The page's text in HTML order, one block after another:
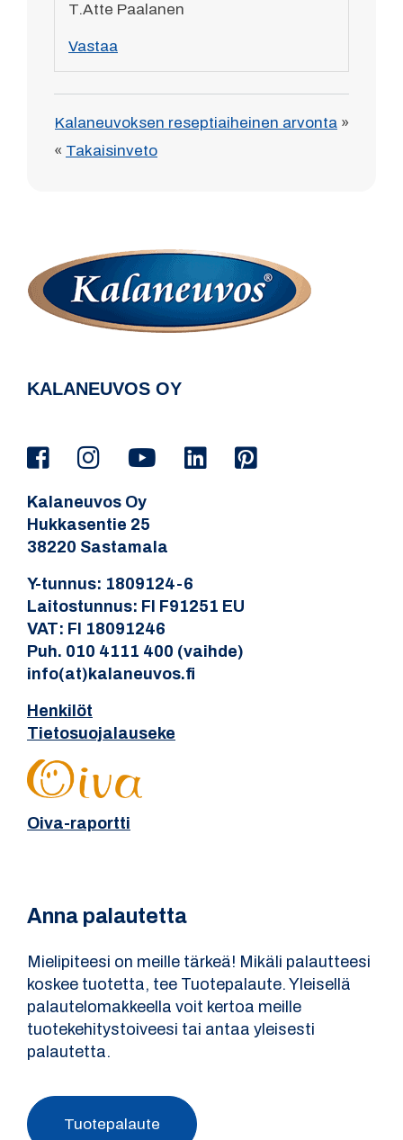
T.Atte Paalanen
Vastaa
Kalaneuvoksen reseptiaiheinen arvonta »
« Takaisinveto
KALANEUVOS OY
Kalaneuvos Oy
Hukkasentie 25
38220 Sastamala
Y-tunnus: 1809124-6
Laitostunnus: FI F91251 EU
VAT: FI 18091246
Puh. 010 4111 400 (vaihde)
info(at)kalaneuvos.fi
Henkilöt
Tietosuojalauseke
Oiva-raportti
Anna palautetta
Mielipiteesi on meille tärkeä! Mikäli palautteesi
koskee tuotetta, tee Tuotepalaute. Yleisellä
palautelomakkeella voit kertoa meille
tuotekehitystoiveesi tai antaa yleisesti
palautetta.
Tuotepalaute